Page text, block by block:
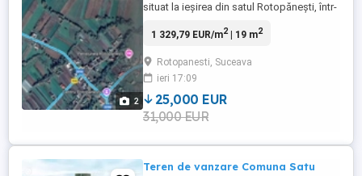
2
situat la ieșirea din satul Rotopănești, într-
generoasă: 18.800 mp ideală pentru
sau investiție. Teren plat, ușor de lucrat, cu
priveliște deschisă și posibilități multiple
...
1 329,79 EUR/m2| 19 m2
Rotopanesti, Suceava
ieri 17:09
25,000 EUR
31,000 EUR
Teren de vanzare Comuna Satu